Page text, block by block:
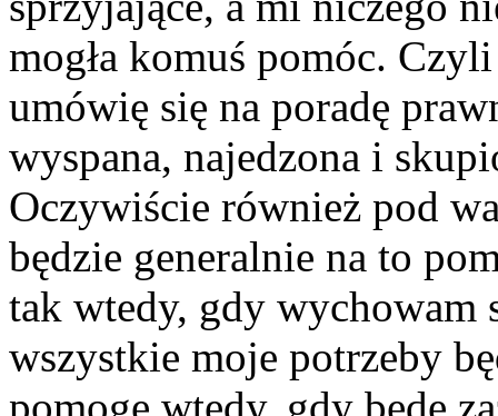
mogła komuś pomóc.
umówię się na poradę
wyspana, najedzona i
Oczywiście również pod
będzie generalnie na to
tak wtedy, gdy
wszystkie moje potrzeby
pomogę wtedy, gdy będę